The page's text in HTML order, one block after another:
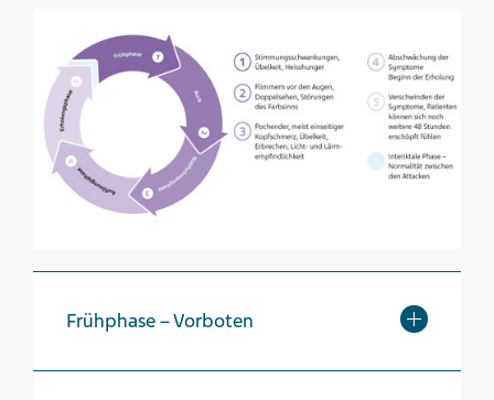
Frühphase – Vorboten